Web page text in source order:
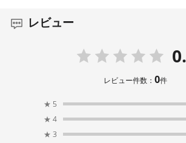
レビュー
レビュー件数：0件
★ 5
★ 4
★ 3